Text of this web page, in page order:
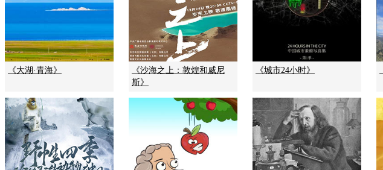
《大湖·青海》
《沙海之上：敦煌和威尼
斯》
《城市24小时》